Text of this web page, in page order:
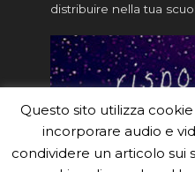
distribuire nella tua
Questo sito utilizza
incorporare audio e
condividere un articolo sui